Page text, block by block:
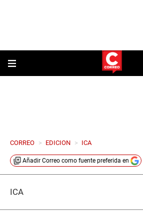
CORREO > EDICION > ICA
Añadir Correo como fuente preferida en
ICA